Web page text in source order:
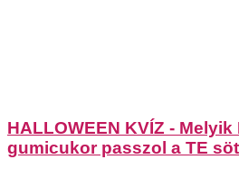
HALLOWEEN KVÍZ - Melyik
gumicukor passzol a TE